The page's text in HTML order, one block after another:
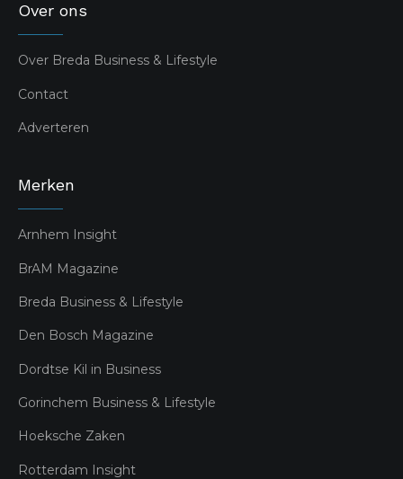
Over ons
Over Breda Business & Lifestyle
Contact
Adverteren
Merken
Arnhem Insight
BrAM Magazine
Breda Business & Lifestyle
Den Bosch Magazine
Dordtse Kil in Business
Gorinchem Business & Lifestyle
Hoeksche Zaken
Rotterdam Insight